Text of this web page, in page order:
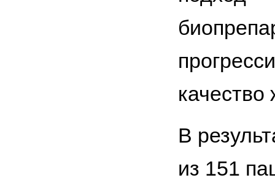
качество
В
из 151